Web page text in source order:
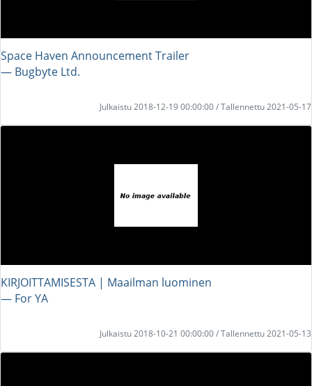
Space Haven Announcement Trailer
― Bugbyte Ltd.
Julkaistu 2018-12-19 00:00:00 / Tallennettu 2021-05-17
KIRJOITTAMISESTA | Maailman luominen
― For YA
Julkaistu 2018-10-21 00:00:00 / Tallennettu 2021-05-13